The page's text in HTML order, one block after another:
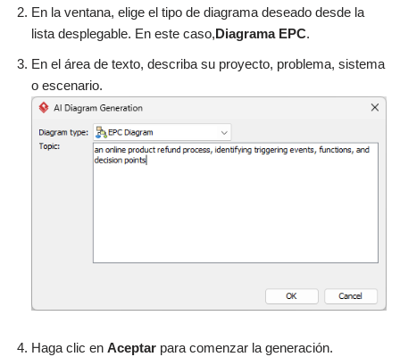
En la ventana, elige el tipo de diagrama deseado desde la
lista desplegable. En este caso,Diagrama EPC.
En el área de texto, describa su proyecto, problema, sistema
o escenario.
Haga clic en Aceptar para comenzar la generación.